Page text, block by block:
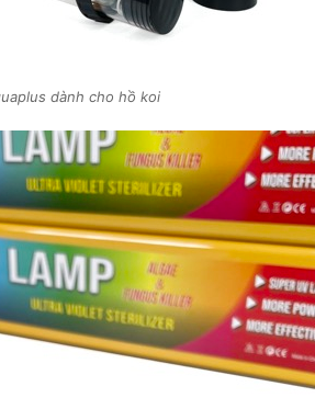
dành cho hồ koi